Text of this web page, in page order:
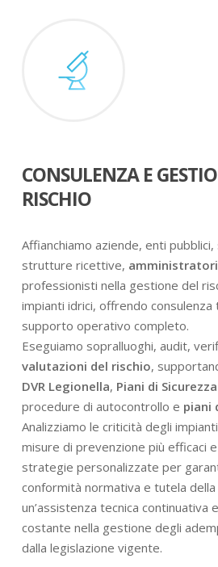
CONSULENZA E
RISCHIO
Affianchiamo aziende, enti
strutture ricettive,
professionisti nella gestione del
impianti idrici, offrendo consulenza
supporto operativo completo.
Eseguiamo sopralluoghi, audit,
valutazioni del rischio,
DVR Legionella, Piani di
procedure di autocontrollo e piani
Analizziamo le criticità degli
misure di prevenzione più efficaci
strategie personalizzate per
conformità normativa e tutela
un’assistenza tecnica continuativa
costante nella gestione degli
dalla legislazione vigente.